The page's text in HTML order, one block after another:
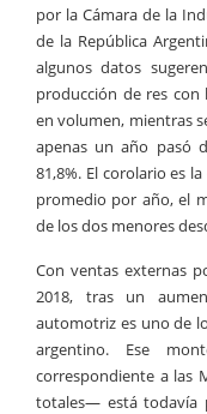
por la Cámara de la
de la República
algunos datos
producción de res con
en volumen, mientras
apenas un año pasó
81,8%. El corolario es
promedio por año, el
de los dos menores
Con ventas externas
2018, tras un
automotriz es uno de
argentino. Ese
correspondiente a las
totales— está todavía